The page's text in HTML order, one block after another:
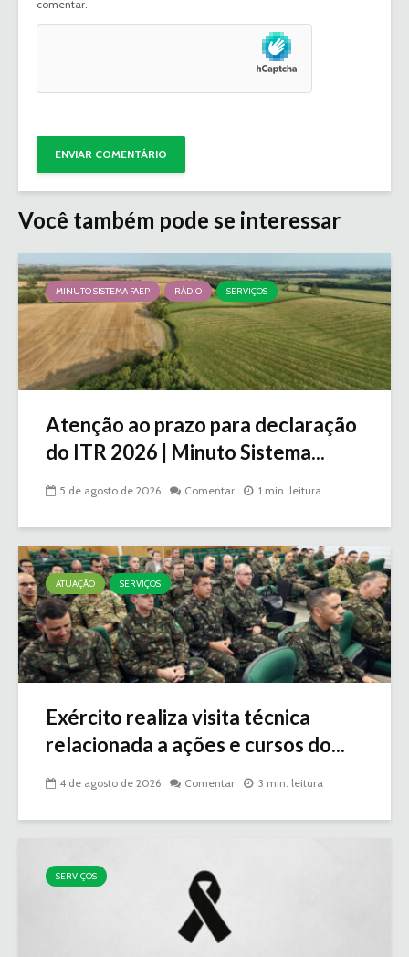
comentar.
Você também pode se interessar
MINUTO SISTEMA FAEP RÁDIO SERVIÇOS
Atenção ao prazo para declaração
do ITR 2026 | Minuto Sistema...
5 de agosto de 2026 Comentar 1 min. leitura
ATUAÇÃO SERVIÇOS
Exército realiza visita técnica
relacionada a ações e cursos do...
4 de agosto de 2026 Comentar 3 min. leitura
SERVIÇOS